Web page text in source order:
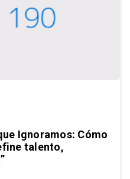
Ignoramos: Cómo
talento,